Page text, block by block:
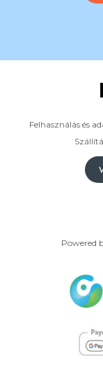
Felhasználás és
Powered